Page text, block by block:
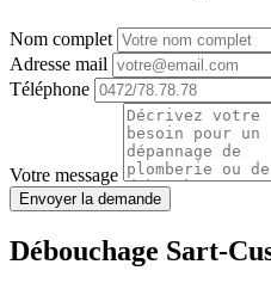
Nom complet
Adresse mail
Téléphone
Votre message
Envoyer la demande
Débouchage Sart-